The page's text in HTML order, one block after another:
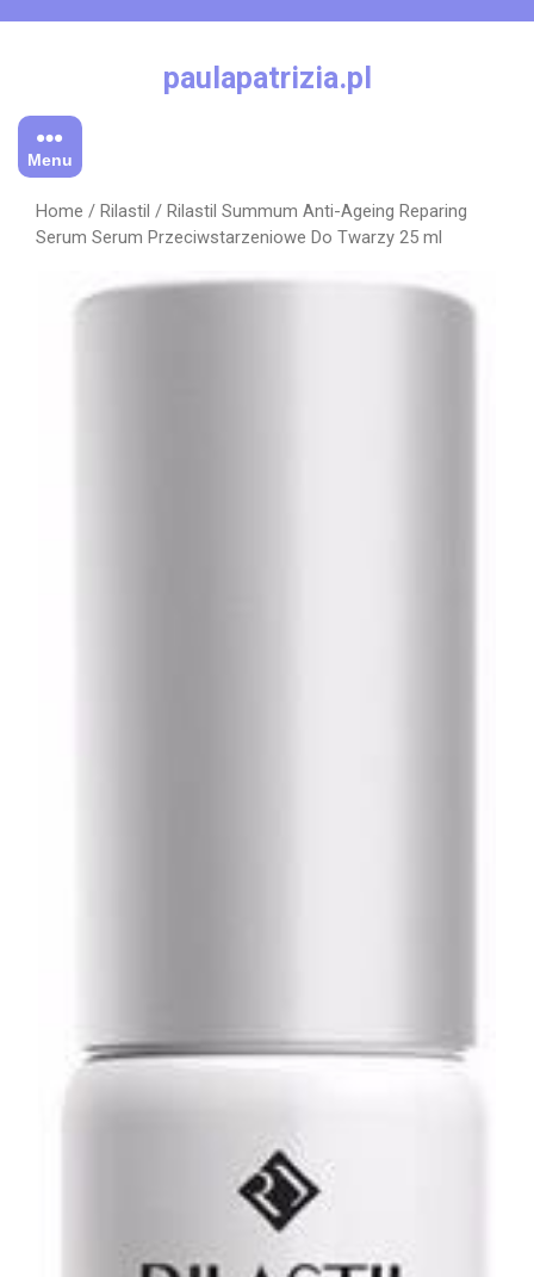
paulapatrizia.pl
Menu
Home / Rilastil / Rilastil Summum Anti-Ageing Reparing
Serum Serum Przeciwstarzeniowe Do Twarzy 25 ml